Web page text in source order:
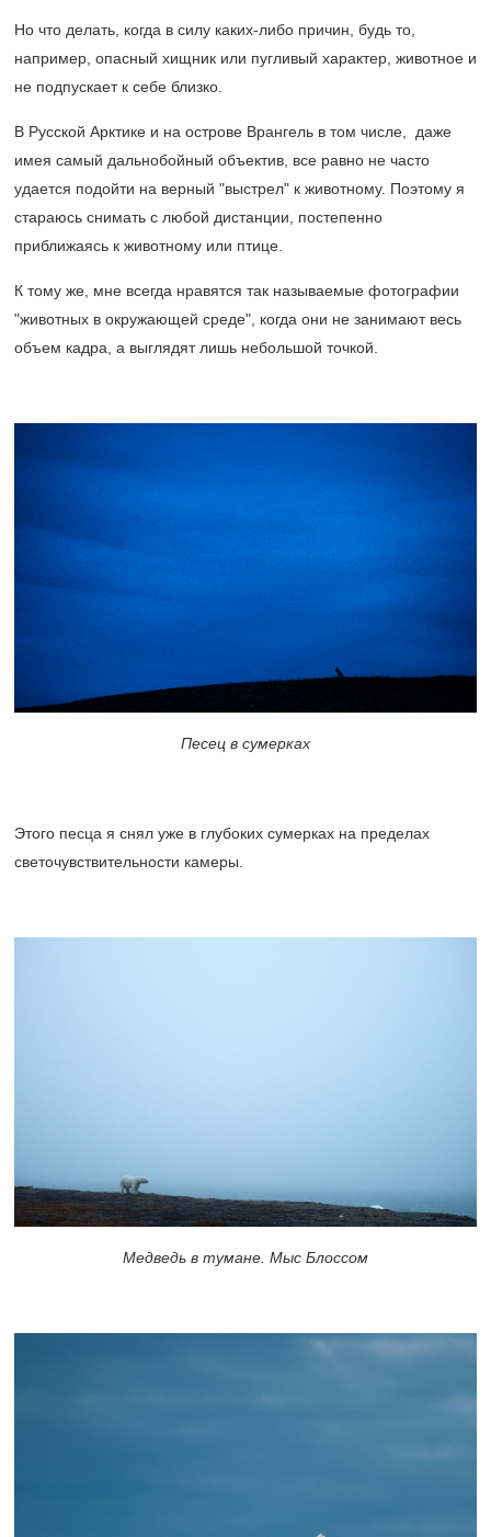
Но что делать, когда в силу каких-либо причин, будь то,
например, опасный хищник или пугливый характер, животное и
не подпускает к себе близко.
В Русской Арктике и на острове Врангель в том числе, даже
имея самый дальнобойный объектив, все равно не часто
удается подойти на верный "выстрел" к животному. Поэтому я
стараюсь снимать с любой дистанции, постепенно
приближаясь к животному или птице.
К тому же, мне всегда нравятся так называемые фотографии
"животных в окружающей среде", когда они не занимают весь
объем кадра, а выглядят лишь небольшой точкой.
Песец в сумерках
Этого песца я снял уже в глубоких сумерках на пределах
светочувствительности камеры.
Медведь в тумане. Мыс Блоссом